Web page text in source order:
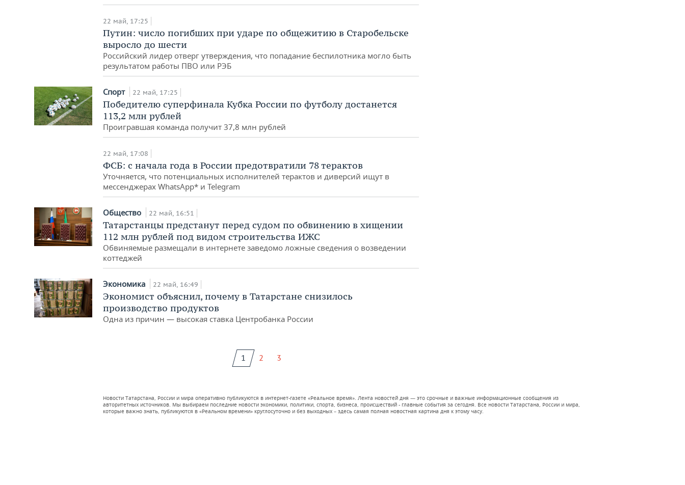
22 май, 17:25
Путин: число погибших при ударе по общежитию в Старобельске
выросло до шести
Российский лидер отверг утверждения, что попадание беспилотника могло быть
результатом работы ПВО или РЭБ
Спорт 22 май, 17:25
Победителю суперфинала Кубка России по футболу достанется
113,2 млн рублей
Проигравшая команда получит 37,8 млн рублей
22 май, 17:08
ФСБ: с начала года в России предотвратили 78 терактов
Уточняется, что потенциальных исполнителей терактов и диверсий ищут в
мессенджерах WhatsApp* и Telegram
Общество 22 май, 16:51
Татарстанцы предстанут перед судом по обвинению в хищении
112 млн рублей под видом строительства ИЖС
Обвиняемые размещали в интернете заведомо ложные сведения о возведении
коттеджей
Экономика 22 май, 16:49
Экономист объяснил, почему в Татарстане снизилось
производство продуктов
Одна из причин — высокая ставка Центробанка России
1 2 3
Новости Татарстана, России и мира оперативно публикуются в интернет-газете «Реальное время». Лента новостей дня — это срочные и важные информационные сообщения из
авторитетных источников. Мы выбираем последние новости экономики, политики, спорта, бизнеса, происшествий - главные события за сегодня. Все новости Татарстана, России и мира,
которые важно знать, публикуются в «Реальном времени» круглосуточно и без выходных – здесь самая полная новостная картина дня к этому часу.